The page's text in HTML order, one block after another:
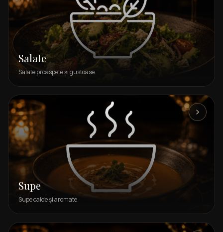
Salate
Salate proaspete și gustoase
Supe
Supe calde și aromate